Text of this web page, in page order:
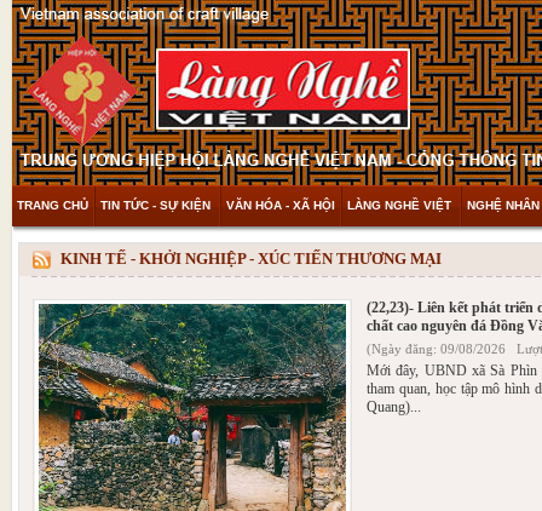
TRANG CHỦ TIN TỨC - SỰ KIỆN VĂN HÓA - XÃ HỘI LÀNG NGHỀ VIỆT NGHỆ
THAM KHẢO & KHÁM PHÁ VIDEO
KINH TẾ - KHỞI NGHIỆP - XÚC TIẾN THƯƠNG MẠI
(22,23)- Liên kết phát triển
chất cao nguyên đá Đồng
(Ngày đăng: 09/08/2026
Mới đây, UBND xã Sà Phìn
tham quan, học tập mô hình
Quang)...